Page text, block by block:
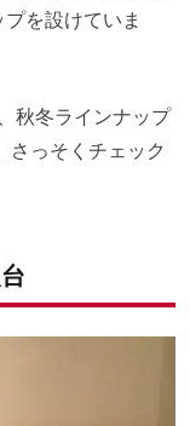
を設けていま
秋冬ラインナップ
っそくチェック